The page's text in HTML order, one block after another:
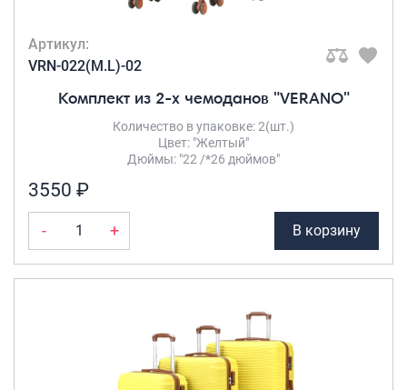
Артикул:
VRN-022(M.L)-02
Комплект из 2-х чемоданов "VERANO"
Количество в упаковке: 2(шт.)
Цвет: "Желтый"
Дюймы: "22 /*26 дюймов"
3550 ₽
- + В корзину